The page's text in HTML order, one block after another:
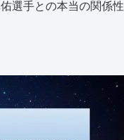
選手との本当の関係性